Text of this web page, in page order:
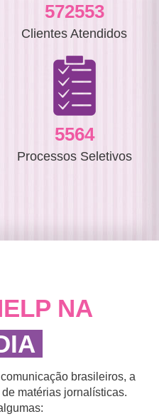
609343
Clientes Atendidos
5922
Processos Seletivos
NA
brasileiros, a
matérias jornalísticas.